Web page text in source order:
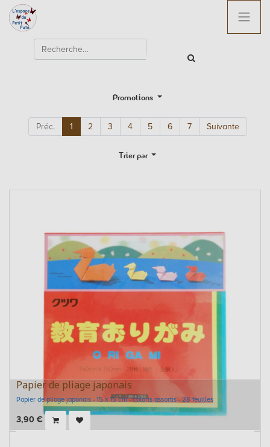
Promotions
Préc. 1 2 3 4 5 6 7 Suivante
Trier par
Papier de pliage japonais
Papier de pliage japonais - 15 x 15 cm - coloris assortis - 28 feuilles
3,90 €